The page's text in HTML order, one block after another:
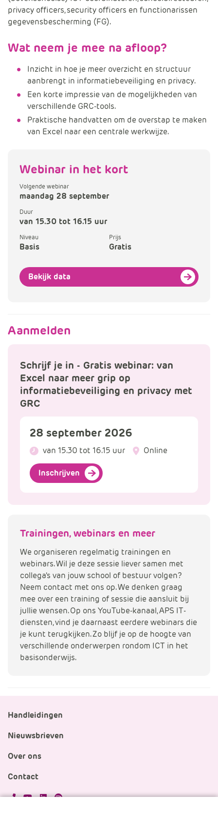
privacy officers, security officers en functionarissen
gegevensbescherming (FG).
Wat neem je mee na afloop?
Inzicht in hoe je meer overzicht en structuur
aanbrengt in informatiebeveiliging en privacy.
Een korte impressie van de mogelijkheden van
verschillende GRC-tools.
Praktische handvatten om de overstap te maken
van Excel naar een centrale werkwijze.
Webinar in het kort
Volgende webinar
maandag 28 september
Duur
van 15.30 tot 16.15 uur
Niveau
Basis
Prijs
Gratis
Bekijk data
Aanmelden
Schrijf je in - Gratis webinar: van
Excel naar meer grip op
informatiebeveiliging en privacy met
GRC
28 september 2026
van 15.30 tot 16.15 uur Online
Inschrijven
Trainingen, webinars en meer
We organiseren regelmatig trainingen en
webinars. Wil je deze sessie liever samen met
collega's van jouw school of bestuur volgen?
Neem contact met ons op. We denken graag
mee over een training of sessie die aansluit bij
jullie wensen. Op ons YouTube-kanaal, APS IT-
diensten, vind je daarnaast eerdere webinars die
je kunt terugkijken. Zo blijf je op de hoogte van
verschillende onderwerpen rondom ICT in het
basisonderwijs.
Handleidingen
Nieuwsbrieven
Over ons
Contact